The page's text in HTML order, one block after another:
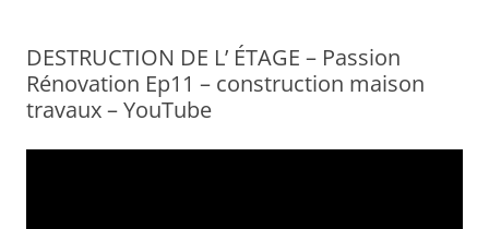
DESTRUCTION DE L’ ÉTAGE – Passion
Rénovation Ep11 – construction maison
travaux – YouTube